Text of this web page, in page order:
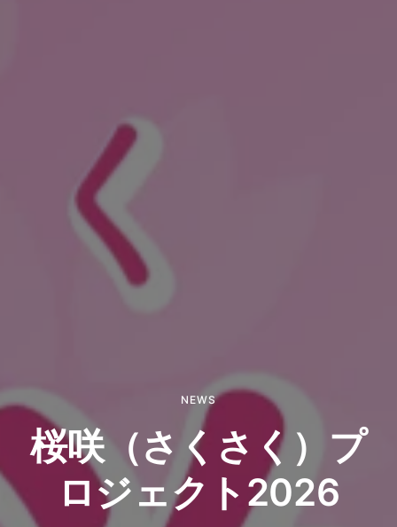
NEWS
桜咲（さくさく）プ
ロジェクト2026